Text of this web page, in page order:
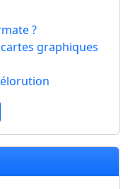
?
graphiques